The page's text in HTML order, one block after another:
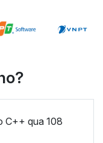
C++ qua 108